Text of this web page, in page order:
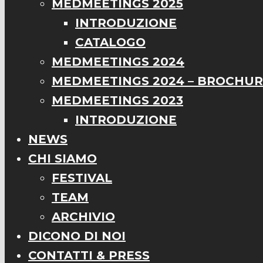
MEDMEETINGS 2025
INTRODUZIONE
CATALOGO
MEDMEETINGS 2024
MEDMEETINGS 2024 –
MEDMEETINGS 2023
INTRODUZIONE
NEWS
CHI SIAMO
FESTIVAL
TEAM
ARCHIVIO
DICONO DI NOI
CONTATTI & PRESS